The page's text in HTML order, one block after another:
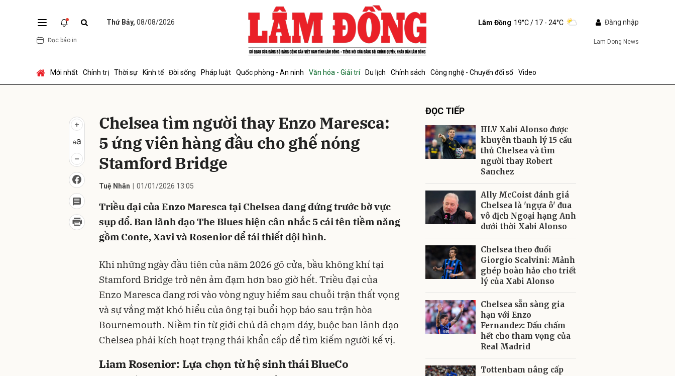
Thứ Bảy, 08/08/2026
Đọc báo in
Lâm Đồng 19°C/ 17 - 24°C Đăng nhập
Lam Dong News
Mới nhất Chính trị Thời sự Kinh tế Đời sống Pháp luật Quốc phòng - An ninh Văn hóa - Giải trí Du lịch Chính sách Công nghệ - Chuyển đổi số Video
Chelsea tìm người thay Enzo Maresca:
5 ứng viên hàng đầu cho ghế nóng
Stamford Bridge
Tuệ Nhân 01/01/2026 13:05
Triều đại của Enzo Maresca tại Chelsea đang đứng trước bờ vực
sụp đổ. Ban lãnh đạo The Blues hiện cân nhắc 5 cái tên tiềm năng
gồm Conte, Xavi và Rosenior để tái thiết đội hình.
Khi những ngày đầu tiên của năm 2026 gõ cửa, bầu không khí tại
Stamford Bridge trở nên ảm đạm hơn bao giờ hết. Triều đại của
Enzo Maresca đang rơi vào vòng nguy hiểm sau chuỗi trận thất vọng
và sự vắng mặt khó hiểu của ông tại buổi họp báo sau trận hòa
Bournemouth. Niềm tin từ giới chủ đã chạm đáy, buộc ban lãnh đạo
Chelsea phải kích hoạt trạng thái khẩn cấp để tìm kiếm người kế vị.
Liam Rosenior: Lựa chọn từ hệ sinh thái BlueCo
ĐỌC TIẾP
HLV Xabi Alonso được
khuyên thanh lý 15 cầu
thủ Chelsea và tìm
người thay Robert
Sanchez
Ally McCoist đánh giá
Chelsea là 'ngựa ô' đua
vô địch Ngoại hạng Anh
dưới thời Xabi Alonso
Chelsea theo đuổi
Giorgio Scalvini: Mảnh
ghép hoàn hảo cho triết
lý của Xabi Alonso
Chelsea sẵn sàng gia
hạn với Enzo
Fernandez: Dấu chấm
hết cho tham vọng của
Real Madrid
Tottenham nâng cấp
Gửi bình luận